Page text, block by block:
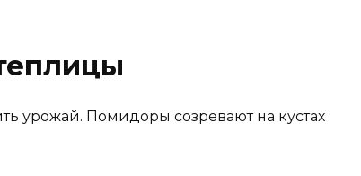
урожай. Помидоры созревают на кустах